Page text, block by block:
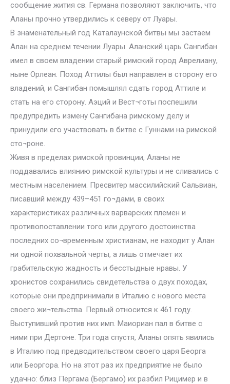
сообщение жития св. Германа позволяют заключить, что
Аланы прочно утвердились к северу от Луары.
В знаменательный год Каталаунской битвы мы застаем
Алан на среднем течении Луары. Аланский царь Сангибан
имел в своем владении старый римский город Аврелиану,
ныне Орлеан. Поход Аттилы был направлен в сторону его
владений, и Сангибан помышлял сдать город Аттиле и
стать на его сторону. Аэций и Вест¬готы поспешили
предупредить измену Сангибана римскому делу и
принудили его участвовать в битве с Гуннами на римской
сто¬роне.
Живя в пределах римской провинции, Аланы не
поддавались влиянию римской культуры и не сливались с
местным населением. Пресвитер массилийский Сальвиан,
писавший между 439–451 го¬дами, в своих
характеристиках различных варварских племен и
противопоставлении того или другого достоинства
последних со¬временным христианам, не находит у Алан
ни одной похвальной черты, а лишь отмечает их
грабительскую жадность и бесстыдные нравы. У
хронистов сохранились свидетельства о двух походах,
которые они предпринимали в Италию с нового места
своего жи¬тельства. Первый относится к 461 году.
Выступивший против них имп. Маиориан пал в битве с
ними при Дертоне. Три года спустя, Аланы опять явились
в Италию под предводительством своего царя Беорга
или Беоргора. Но на этот раз их предприятие не было
удачно: близ Пергама (Бергамо) их разбил Рицимер и в